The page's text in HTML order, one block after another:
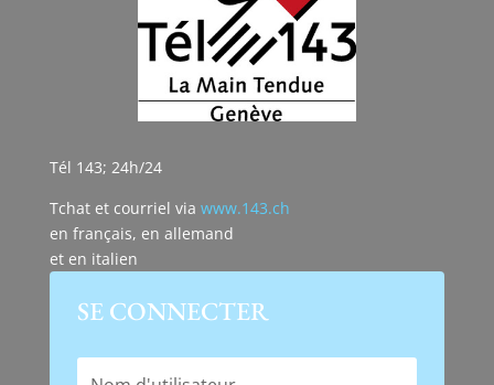
Tél 143; 24h/24
Tchat et courriel via www.143.ch
en français, en allemand
et en italien
SE CONNECTER